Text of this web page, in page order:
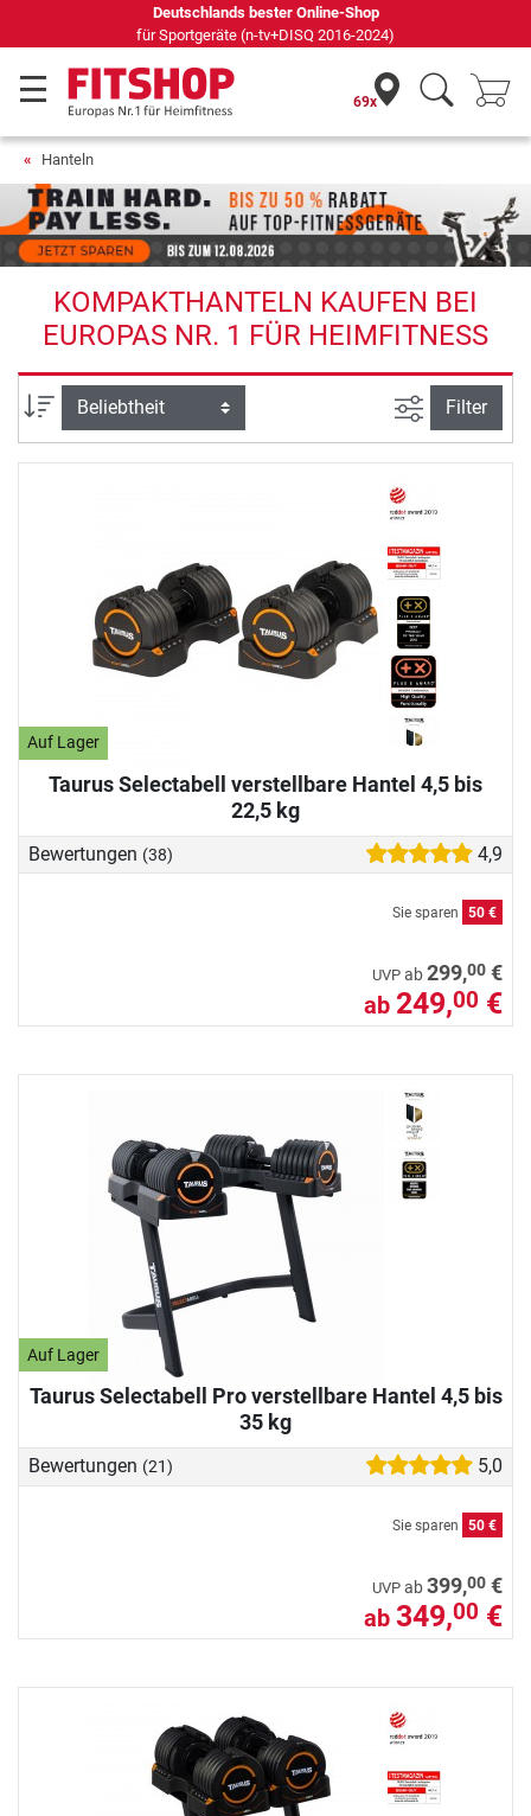
69 Fachmärkte vor Ort mit 75 eigenen Servicetechnikern
69x
Hanteln
KOMPAKTHANTELN KAUFEN BEI
EUROPAS NR. 1 FÜR HEIMFITNESS
Sortierung Ansicht
Filter
Auf Lager
Taurus Selectabell verstellbare Hantel 4,5 bis
22,5 kg
Bewertungen (38) 4,9
Sie sparen 50 €
UVP ab299,00 €
ab 249,00 €
Auf Lager
Taurus Selectabell Pro verstellbare Hantel 4,5 bis
35 kg
Bewertungen (21) 5,0
Sie sparen 50 €
UVP ab399,00 €
ab 349,00 €